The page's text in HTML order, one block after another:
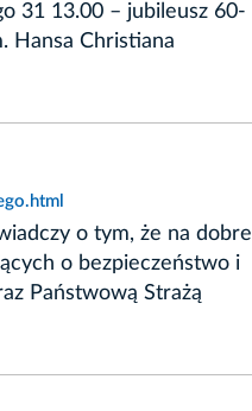
31 13.00 – jubileusz 60-
Hansa Christiana
o tym, że na dobre
o bezpieczeństwo i
Państwową Strażą